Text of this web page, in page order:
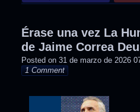
Érase una vez La
de Jaime Correa
Posted on 31 de marzo de 2026
1 Comment